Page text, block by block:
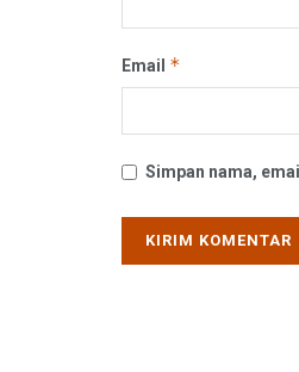
Email *
Simpan nama,